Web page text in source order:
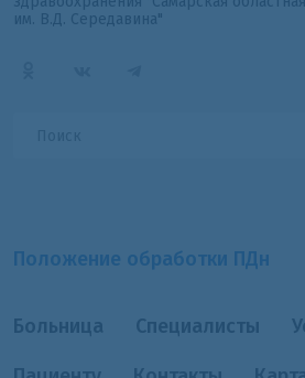
им. В.Д. Середавина"
Положение обработки ПДн
Больница Специалисты